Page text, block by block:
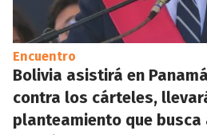
Encuentro
Bolivia asistirá en
contra los cárteles,
planteamiento que